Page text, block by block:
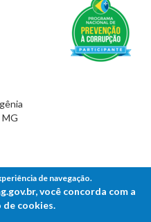
de navegação.
você concorda com a
cookies.